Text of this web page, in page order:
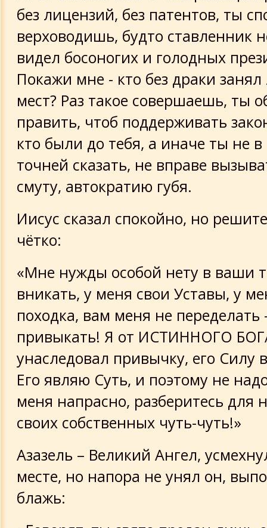
без лицензий, без патентов, ты
верховодишь, будто ставленник
видел босоногих и голодных
Покажи мне - кто без драки
мест? Раз такое совершаешь, ты
править, чтоб поддерживать
кто были до тебя, а иначе ты не в
точней сказать, не вправе
смуту, автократию губя.
Иисус сказал спокойно, но
чётко:
«Мне нужды особой нету в ваши
вникать, у меня свои Уставы, у
походка, вам меня не
привыкать! Я от ИСТИННОГО
унаследовал привычку, его
Его являю Суть, и поэтому не
меня напрасно, разберитесь для
своих собственных чуть-чуть!»
Азазель – Великий Ангел,
месте, но напора не унял он,
блажь: